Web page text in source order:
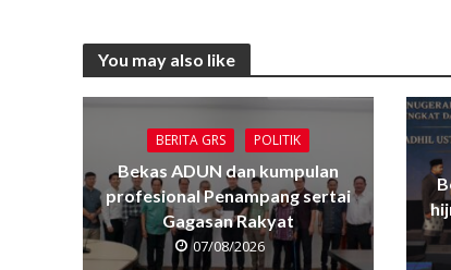
You may also like
BERITA GRS POLITIK
Bekas ADUN dan kumpulan
profesional Penampang sertai
Gagasan Rakyat
07/08/2026